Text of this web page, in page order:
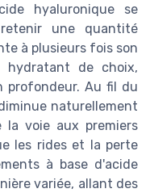
hyaluronique se
une quantité
à plusieurs fois son
de choix,
profondeur. Au fil du
naturellement
voie aux premiers
les rides et la perte
à base d'acide
variée, allant des